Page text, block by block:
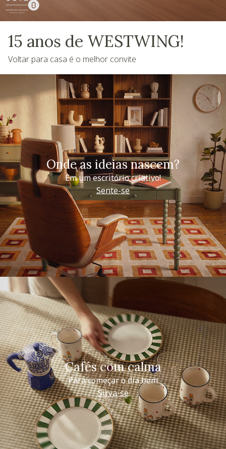
15 anos de WESTWING!
Voltar para casa é o melhor convite
Onde as ideias nascem?
Em um escritório criativo!
Sente-se
Cafés com calma
Para começar o dia bem
Sirva-se